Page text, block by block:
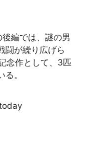
編では、謎の男
闘が繰り広げら
念作として、3匹
。